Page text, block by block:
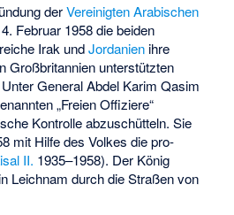
derVereinigten Arabischen
Februar 1958 die beiden
Irak undJordanien ihre
Großbritannien unterstützten
GeneralAbdel Karim Qasim
„Freien Offiziere“
Kontrolle abzuschütteln. Sie
mit Hilfe des Volkes die pro-
II. 1935–1958). Der König
Leichnam durch die Straßen von